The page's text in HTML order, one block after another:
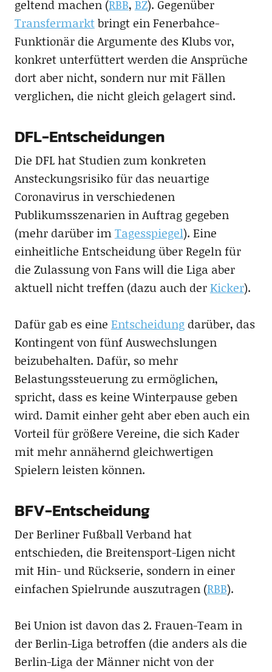
geltend machen (RBB, BZ). Gegenüber
Transfermarktbringt ein Fenerbahce-
Funktionär die Argumente des Klubs vor,
konkret unterfüttert werden die Ansprüche
dort aber nicht, sondern nur mit Fällen
verglichen, die nicht gleich gelagert sind.
DFL-Entscheidungen
Die DFL hat Studien zum konkreten
Ansteckungsrisiko für das neuartige
Coronavirus in verschiedenen
Publikumsszenarien in Auftrag gegeben
(mehr darüber imTagesspiegel). Eine
einheitliche Entscheidung über Regeln für
die Zulassung von Fans will die Liga aber
aktuell nicht treffen (dazu auch derKicker).
Dafür gab es eine Entscheidungdarüber, das
Kontingent von fünf Auswechslungen
beizubehalten. Dafür, so mehr
Belastungssteuerung zu ermöglichen,
spricht, dass es keine Winterpause geben
wird. Damit einher geht aber eben auch ein
Vorteil für größere Vereine, die sich Kader
mit mehr annähernd gleichwertigen
Spielern leisten können.
BFV-Entscheidung
Der Berliner Fußball Verband hat
entschieden, die Breitensport-Ligen nicht
mit Hin- und Rückserie, sondern in einer
einfachen Spielrunde auszutragen (RBB).
Bei Union ist davon das 2. Frauen-Team in
der Berlin-Liga betroffen (die anders als die
Berlin-Liga der Männer nicht von der